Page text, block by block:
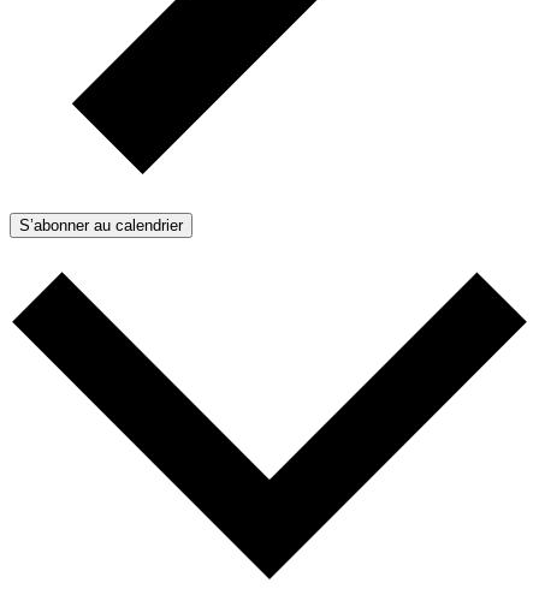
S’abonner au calendrier